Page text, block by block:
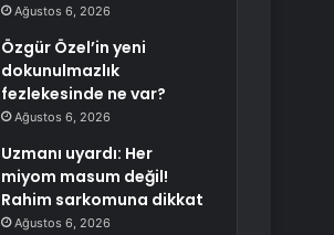
Ağustos 6, 2026
Özgür Özel’in yeni
dokunulmazlık
fezlekesinde ne var?
Ağustos 6, 2026
Uzmanı uyardı: Her
miyom masum değil!
Rahim sarkomuna dikkat
Ağustos 6, 2026